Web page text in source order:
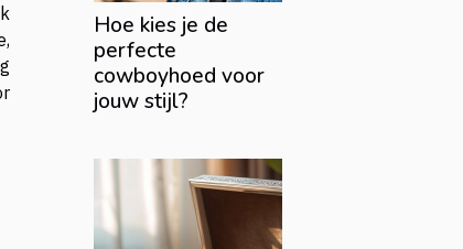
Hoe kies je de
perfecte
cowboyhoed voor
jouw stijl?